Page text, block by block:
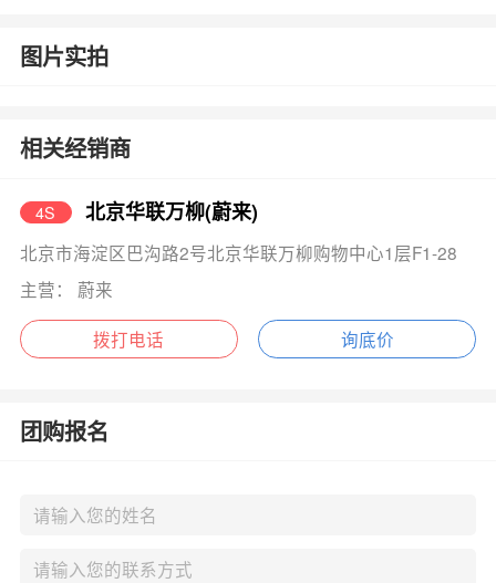
图片实拍
相关经销商
4S 北京华联万柳(蔚来)
北京市海淀区巴沟路2号北京华联万柳购物中心1层F1-28
主营： 蔚来
拨打电话 询底价
团购报名